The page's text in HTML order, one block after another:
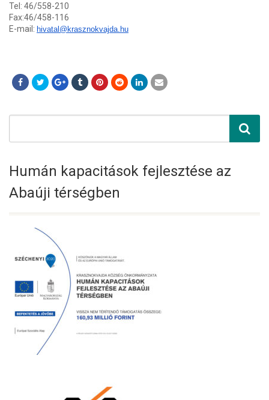
Tel: 46/558-210
Fax:46/458-116
E-mail: hivatal@krasznokvajda.hu
Humán kapacitások fejlesztése az
Abaúji térségben